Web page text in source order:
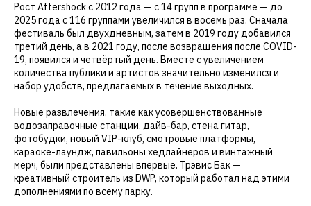
Рост Aftershock с 2012 года — с 14 групп в программе — до
2025 года с 116 группами увеличился в восемь раз. Сначала
фестиваль был двухдневным, затем в 2019 году добавился
третий день, а в 2021 году, после возвращения после COVID-
19, появился и четвёртый день. Вместе с увеличением
количества публики и артистов значительно изменился и
набор удобств, предлагаемых в течение выходных.
Новые развлечения, такие как усовершенствованные
водозаправочные станции, дайв-бар, стена гитар,
фотобудки, новый VIP-клуб, смотровые платформы,
караоке-лаундж, павильоны хедлайнеров и винтажный
мерч, были представлены впервые. Трэвис Бак —
креативный строитель из DWP, который работал над этими
дополнениями по всему парку.